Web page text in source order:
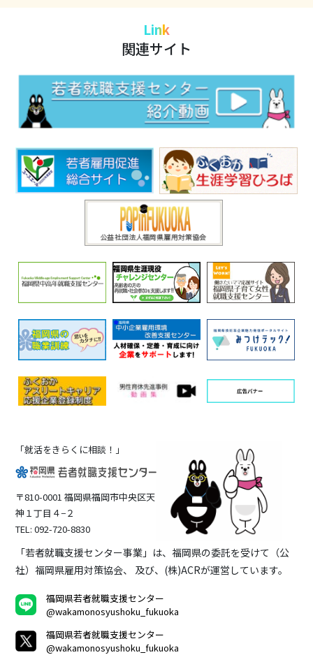
Link
関連サイト
「就活をきらくに相談！」
〒810-0001 福岡県福岡市中央区天
神１丁目４−２
TEL: 092-720-8830
「若者就職支援センター事業」は、福岡県の委託を受けて（公
社）福岡県雇用対策協会、 及び、(株)ACRが運営しています。
福岡県若者就職支援センター
@wakamonosyushoku_fukuoka
福岡県若者就職支援センター
@wakamonosyushoku_fukuoka